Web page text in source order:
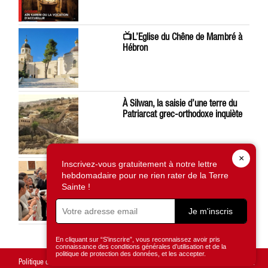
📺L’Eglise du Chêne de Mambré à
Hébron
À Silwan, la saisie d’une terre du
Patriarcat grec-orthodoxe inquiète
Léon XIV préoccupé par la situation
en Terre Sainte
×
Inscrivez-vous gratuitement à notre lettre
hebdomadaire pour ne rien rater de la Terre
Sainte !
Je m'inscris
En cliquant sur “S'inscrire”, vous reconnaissez avoir pris
connaissance des conditions générales d’utilisation et de la
politique de protection des données, et les accepter.
Politique de confidentialité